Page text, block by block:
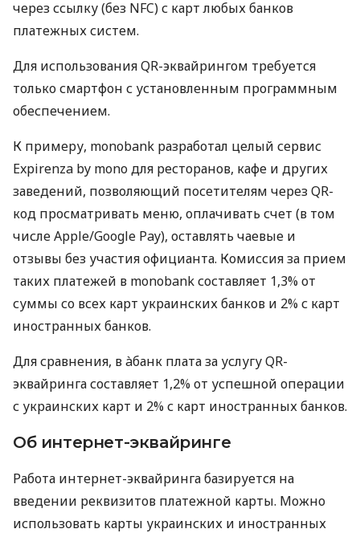
через ссылку (без NFC) с карт любых банков
платежных систем.
Для использования QR-эквайрингом требуется
только смартфон с установленным программным
обеспечением.
К примеру, monobank разработал целый сервис
Expirenza by mono для ресторанов, кафе и других
заведений, позволяющий посетителям через QR-
код просматривать меню, оплачивать счет (в том
числе Apple/Google Pay), оставлять чаевые и
отзывы без участия официанта. Комиссия за прием
таких платежей в monobank составляет 1,3% от
суммы со всех карт украинских банков и 2% с карт
иностранных банков.
Для сравнения, в àбанк плата за услугу QR-
эквайринга составляет 1,2% от успешной операции
с украинских карт и 2% с карт иностранных банков.
Об интернет-эквайринге
Работа интернет-эквайринга базируется на
введении реквизитов платежной карты. Можно
использовать карты украинских и иностранных